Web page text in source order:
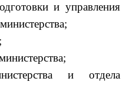
и управления
и отдела